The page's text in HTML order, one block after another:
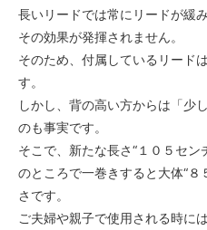
長いリードでは常にリードが緩
その効果が発揮されません。
そのため、付属しているリード
す。
しかし、背の高い方からは「少
のも事実です。
そこで、新たな長さ“１０５セ
のところで一巻きすると大体“
さです。
ご夫婦や親子で使用される時に